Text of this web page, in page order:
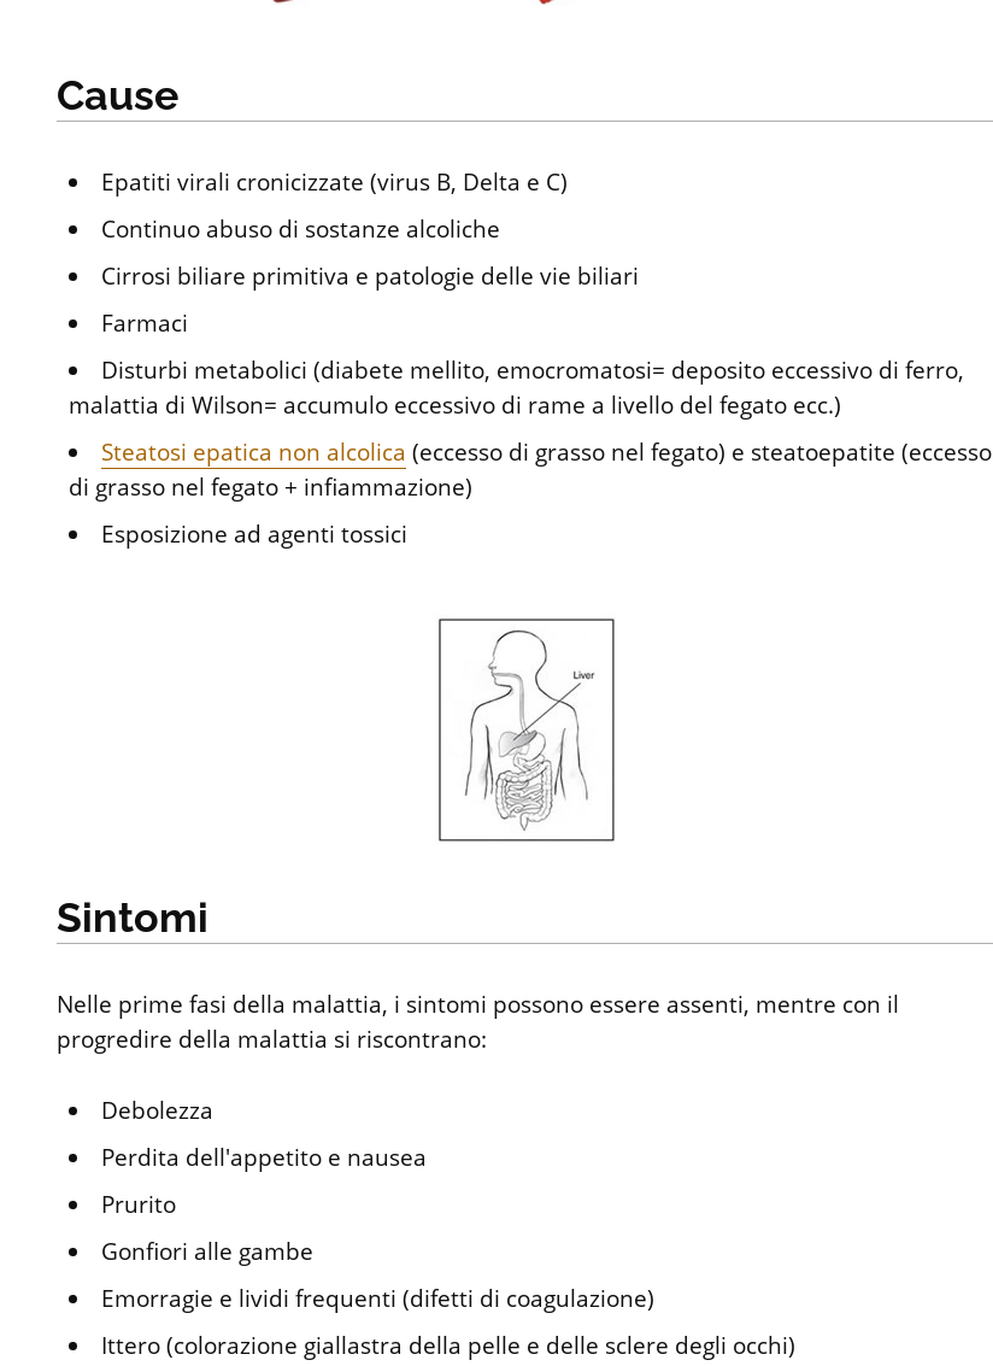
Cause
Epatiti virali cronicizzate (virus B, Delta e C)
Continuo abuso di sostanze alcoliche
Cirrosi biliare primitiva e patologie delle vie biliari
Farmaci
Disturbi metabolici (diabete mellito, emocromatosi= deposito eccessivo di ferro,
malattia di Wilson= accumulo eccessivo di rame a livello del fegato ecc.)
Steatosi epatica non alcolica (eccesso di grasso nel fegato) e steatoepatite (eccesso
di grasso nel fegato + infiammazione)
Esposizione ad agenti tossici
Sintomi
Nelle prime fasi della malattia, i sintomi possono essere assenti, mentre con il
progredire della malattia si riscontrano:
Debolezza
Perdita dell'appetito e nausea
Prurito
Gonfiori alle gambe
Emorragie e lividi frequenti (difetti di coagulazione)
Ittero (colorazione giallastra della pelle e delle sclere degli occhi)